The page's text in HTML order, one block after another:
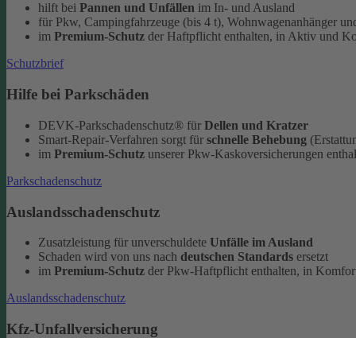
hilft bei Pannen und Unfällen im In- und Ausland
für Pkw, Campingfahrzeuge (bis 4 t), Wohnwagenanhänger
im Premium-Schutz der Haftpflicht enthalten, in Aktiv und
Schutzbrief
Hilfe bei Parkschäden
DEVK-Parkschadenschutz® für Dellen und Kratzer
Smart-Repair-Verfahren sorgt für schnelle Behebung
im Premium-Schutz unserer Pkw-Kaskoversicherungen
Parkschadenschutz
Auslandsschadenschutz
Zusatzleistung für unverschuldete Unfälle im Ausland
Schaden wird von uns nach deutschen Standards ersetzt
im Premium-Schutz der Pkw-Haftpflicht enthalten, in
Auslandsschadenschutz
Kfz-Unfallversicherung